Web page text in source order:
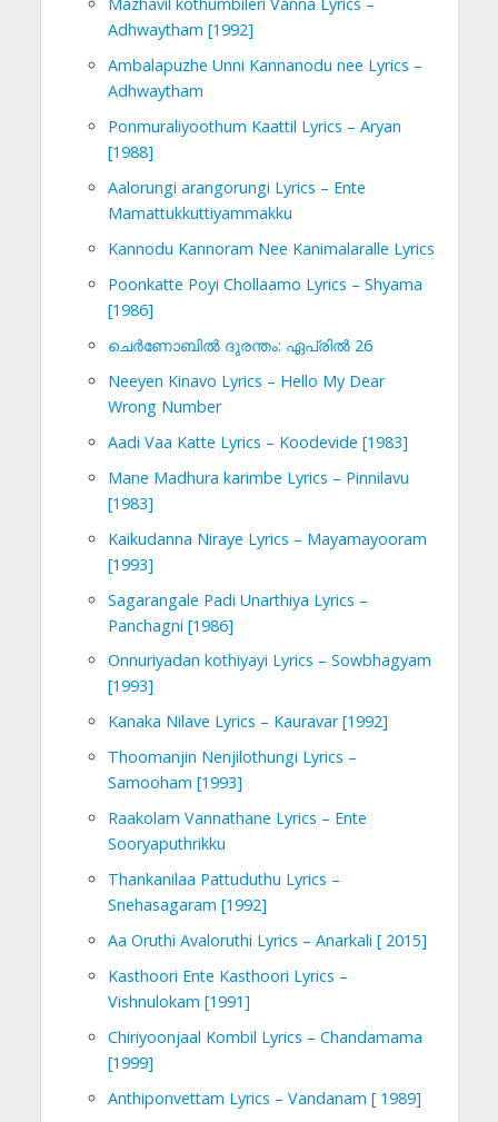
Adhwaytham [1992]
Ambalapuzhe Unni Kannanodu nee Lyrics –
Adhwaytham
Ponmuraliyoothum Kaattil Lyrics – Aryan
[1988]
Aalorungi arangorungi Lyrics – Ente
Mamattukkuttiyammakku
Kannodu Kannoram Nee Kanimalaralle Lyrics
Poonkatte Poyi Chollaamo Lyrics – Shyama
[1986]
ചെര്‍ണോബില്‍ ദുരന്തം: ഏപ്രില്‍ 26
Neeyen Kinavo Lyrics – Hello My Dear
Wrong Number
Aadi Vaa Katte Lyrics – Koodevide [1983]
Mane Madhura karimbe Lyrics – Pinnilavu
[1983]
Kaikudanna Niraye Lyrics – Mayamayooram
[1993]
Sagarangale Padi Unarthiya Lyrics –
Panchagni [1986]
Onnuriyadan kothiyayi Lyrics – Sowbhagyam
[1993]
Kanaka Nilave Lyrics – Kauravar [1992]
Thoomanjin Nenjilothungi Lyrics –
Samooham [1993]
Raakolam Vannathane Lyrics – Ente
Sooryaputhrikku
Thankanilaa Pattuduthu Lyrics –
Snehasagaram [1992]
Aa Oruthi Avaloruthi Lyrics – Anarkali [ 2015]
Kasthoori Ente Kasthoori Lyrics –
Vishnulokam [1991]
Chiriyoonjaal Kombil Lyrics – Chandamama
[1999]
Anthiponvettam Lyrics – Vandanam [ 1989]